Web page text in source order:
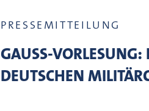
PRESSEMITTEILUNG
GAUSS-VORLESUNG:
EUTSCHEN